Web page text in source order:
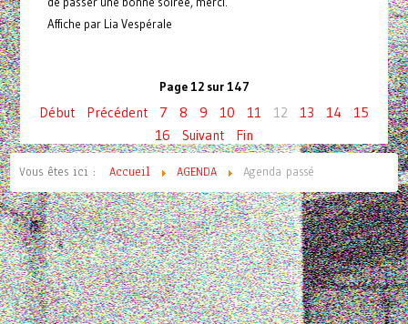
Affiche par Lia Vespérale
Page 12 sur 147
Début Précédent 7 8 9 10 11 12 13 14
15
16
Suivant Fin
Vous êtes ici : Accueil AGENDA Agenda passé